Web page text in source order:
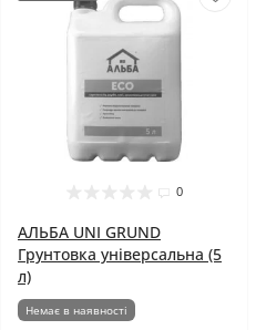
0
АЛЬБА UNI GRUND
Грунтовка універсальна (5
л)
Немає в наявності